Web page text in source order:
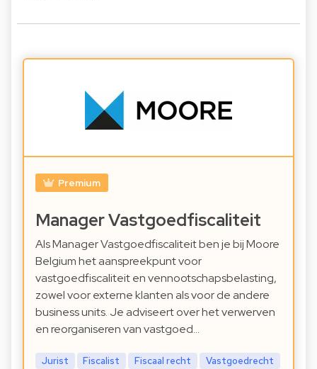
Premium
Manager Vastgoedfiscaliteit
Als Manager Vastgoedfiscaliteit ben je bij Moore
Belgium het aanspreekpunt voor
vastgoedfiscaliteit en vennootschapsbelasting,
zowel voor externe klanten als voor de andere
business units. Je adviseert over het verwerven
en reorganiseren van vastgoed…
Jurist Fiscalist Fiscaal recht Vastgoedrecht